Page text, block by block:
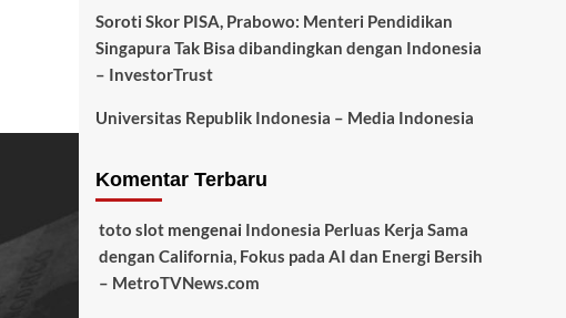
Soroti Skor PISA, Prabowo: Menteri Pendidikan
Singapura Tak Bisa dibandingkan dengan Indonesia
– InvestorTrust
Universitas Republik Indonesia – Media Indonesia
Komentar Terbaru
toto slotmengenai Indonesia Perluas Kerja Sama
dengan California, Fokus pada AI dan Energi Bersih
– MetroTVNews.com